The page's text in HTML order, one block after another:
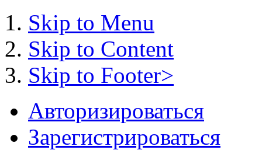
Skip to Menu
Skip to Content
Skip to Footer>
Авторизироваться
Зарегистрироваться